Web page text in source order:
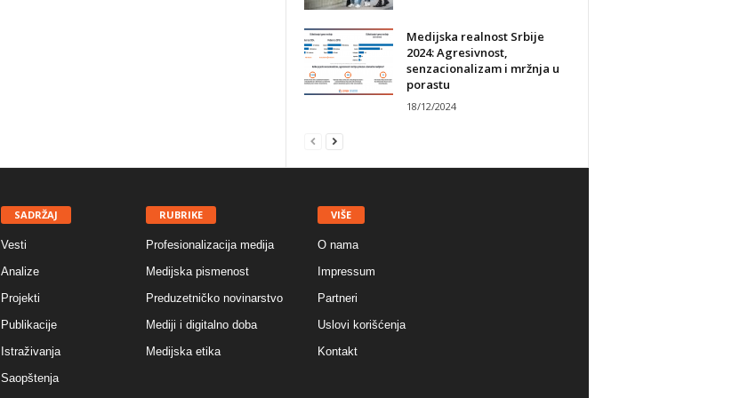
Medijska realnost Srbije
2024: Agresivnost,
senzacionalizam i mržnja u
porastu
18/12/2024
SADRŽAJ
Vesti
Analize
Projekti
Publikacije
Istraživanja
Saopštenja
RUBRIKE
Profesionalizacija medija
Medijska pismenost
Preduzetničko novinarstvo
Mediji i digitalno doba
Medijska etika
VIŠE
O nama
Impressum
Partneri
Uslovi korišćenja
Kontakt